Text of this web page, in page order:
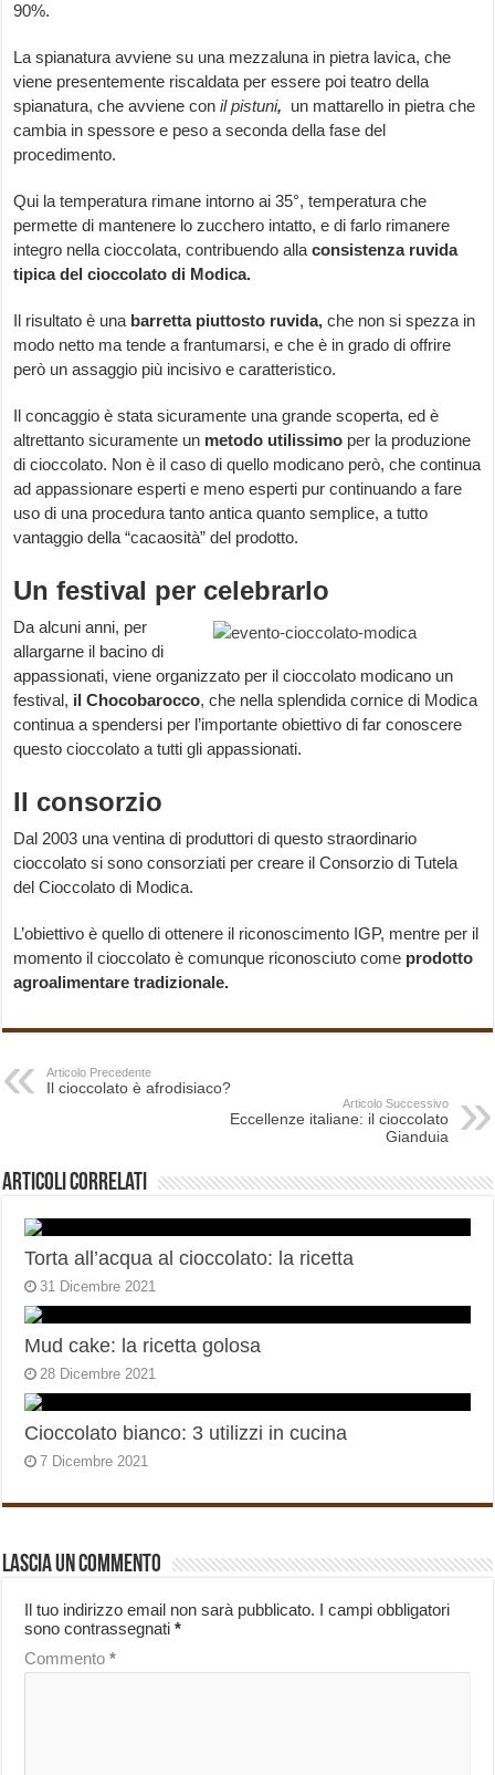
90%.
La spianatura avviene su una mezzaluna in pietra lavica, che
viene presentemente riscaldata per essere poi teatro della
spianatura, che avviene conil pistuni, un mattarello in pietra che
cambia in spessore e peso a seconda della fase del
procedimento.
Qui la temperatura rimane intorno ai 35°, temperatura che
permette di mantenere lo zucchero intatto, e di farlo rimanere
integro nella cioccolata, contribuendo allaconsistenza ruvida
tipica del cioccolato di Modica.
Il risultato è una barretta piuttosto ruvida, che non si spezza in
modo netto ma tende a frantumarsi, e che è in grado di offrire
però un assaggio più incisivo e caratteristico.
Il concaggio è stata sicuramente una grande scoperta, ed è
altrettanto sicuramente un metodo utilissimo per la produzione
di cioccolato. Non è il caso di quello modicano però, che continua
ad appassionare esperti e meno esperti pur continuando a fare
uso di una procedura tanto antica quanto semplice, a tutto
vantaggio della “cacaosità” del prodotto.
Un festival per celebrarlo
Da alcuni anni, per
allargarne il bacino di
appassionati, viene organizzato per il cioccolato modicano un
festival, il Chocobarocco, che nella splendida cornice di Modica
continua a spendersi per l’importante obiettivo di far conoscere
questo cioccolato a tutti gli appassionati.
Il consorzio
Dal 2003 una ventina di produttori di questo straordinario
cioccolato si sono consorziati per creare il Consorzio di Tutela
del Cioccolato di Modica.
L’obiettivo è quello di ottenere il riconoscimento IGP, mentre per il
momento il cioccolato è comunque riconosciuto come prodotto
agroalimentare tradizionale.
Articolo Precedente
Il cioccolato è afrodisiaco?
Articolo Successivo
Eccellenze italiane: il cioccolato
Gianduia
Articoli correlati
Torta all’acqua al cioccolato: la ricetta
31 Dicembre 2021
Mud cake: la ricetta golosa
28 Dicembre 2021
Cioccolato bianco: 3 utilizzi in cucina
7 Dicembre 2021
Lascia un commento
Il tuo indirizzo email non sarà pubblicato. I campi obbligatori
sono contrassegnati*
Commento*